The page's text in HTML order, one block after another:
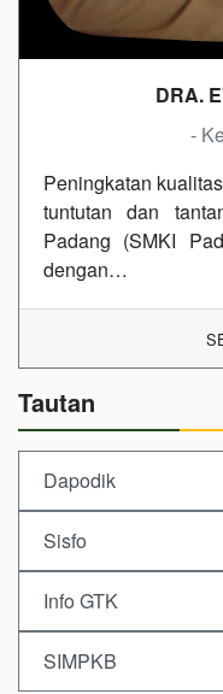
DRA.
-
Peningkatan
tuntutan dan
Padang (SMKI
dengan…
Tautan
Dapodik
Sisfo
Info GTK
SIMPKB